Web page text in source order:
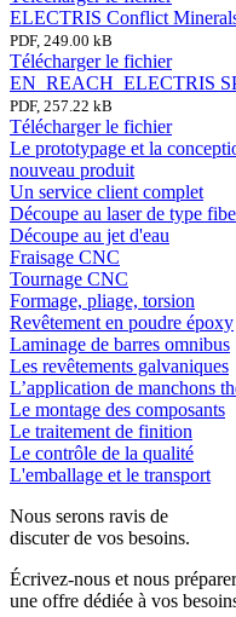
ELECTRIS Conflict
PDF, 249.00 kB
Télécharger le fichier
EN_REACH_ELECTRIS
PDF, 257.22 kB
Télécharger le fichier
Le prototypage et la
nouveau produit
Un service client complet
Découpe au laser de type
Découpe au jet d'eau
Fraisage CNC
Tournage CNC
Formage, pliage, torsion
Revêtement en poudre époxy
Laminage de barres omnibus
Les revêtements galvaniques
L’application de manchons
Le montage des composants
Le traitement de finition
Le contrôle de la qualité
L'emballage et le transport
Nous serons ravis de
discuter de vos besoins.
Écrivez-nous et nous
une offre dédiée à vos